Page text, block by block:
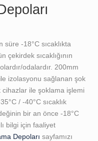
-18°C sıcaklıkta
çekirdek sıcaklığının
odalardır. 200mm
izolasyonu sağlanan şok
cihazlar ile şoklama işlemi
/ -40°C sıcaklık
bir an önce -18°C
bilgi için faaliyet
Depoları sayfamızı